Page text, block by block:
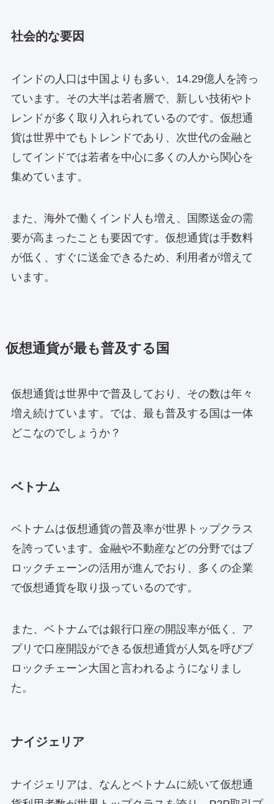
社会的な要因
インドの人口は中国よりも多い、14.29億人を誇っ
ています。その大半は若者層で、新しい技術やト
レンドが多く取り入れられているのです。仮想通
貨は世界中でもトレンドであり、次世代の金融と
してインドでは若者を中心に多くの人から関心を
集めています。
また、海外で働くインド人も増え、国際送金の需
要が高まったことも要因です。仮想通貨は手数料
が低く、すぐに送金できるため、利用者が増えて
います。
仮想通貨が最も普及する国
仮想通貨は世界中で普及しており、その数は年々
増え続けています。では、最も普及する国は一体
どこなのでしょうか？
ベトナム
ベトナムは仮想通貨の普及率が世界トップクラス
を誇っています。金融や不動産などの分野ではブ
ロックチェーンの活用が進んでおり、多くの企業
で仮想通貨を取り扱っているのです。
また、ベトナムでは銀行口座の開設率が低く、ア
プリで口座開設ができる仮想通貨が人気を呼びブ
ロックチェーン大国と言われるようになりまし
た。
ナイジェリア
ナイジェリアは、なんとベトナムに続いて仮想通